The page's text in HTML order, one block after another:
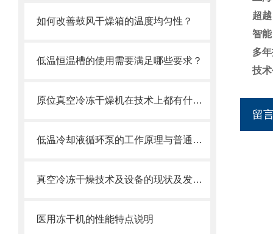
如何改善鼓风干燥箱的温度均匀性？
低温恒温槽的使用需要满足哪些要求？
原位真空冷冻干燥机在技术上都有什么特点？
低温冷却液循环泵的工作原理与普通冷却液循环泵有何区别？
真空冷冻干燥技术及设备的现状及发展趋势
医用冻干机的性能特点说明
超
智
多
技
留